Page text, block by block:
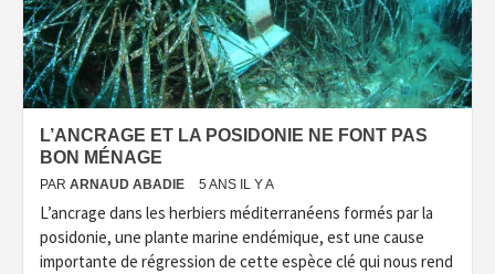
L’ANCRAGE ET LA POSIDONIE NE FONT PAS
BON MÉNAGE
PAR ARNAUD ABADIE 5 ANS IL Y A
L’ancrage dans les herbiers méditerranéens formés par la
posidonie, une plante marine endémique, est une cause
importante de régression de cette espèce clé qui nous rend